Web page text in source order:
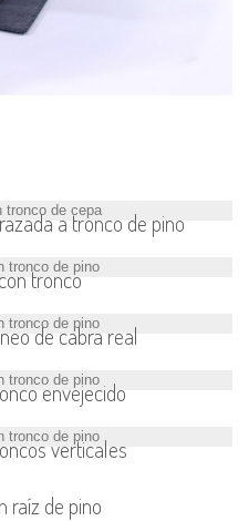
a tronco de pino
tronco
de cabra real
envejecido
verticales
raíz de pino